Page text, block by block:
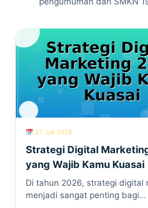
27 Juli 2026
Strategi Digital
yang Wajib Kamu Kuasai
Di tahun 2026, strategi digital
menjadi sangat penting bagi…